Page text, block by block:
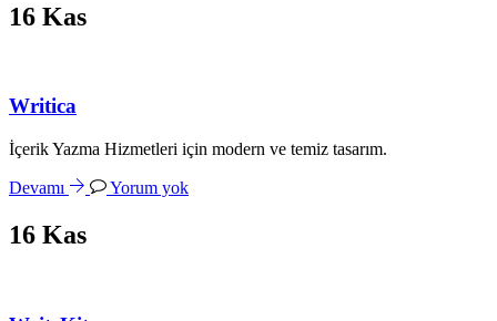
16 Kas
Writica
İçerik Yazma Hizmetleri için modern ve temiz tasarım.
Devamı Yorum yok
16 Kas